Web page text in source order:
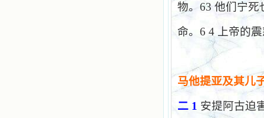
物。 63他们宁死
命。 6 4 上帝的
马他提亚及其儿
二 1 安提阿古迫